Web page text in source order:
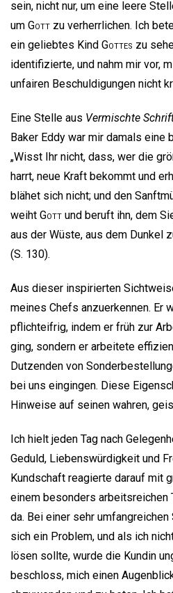
sein, nicht nur, um eine leere
um Gott zu verherrlichen. Ich
ein geliebtes Kind Gottes zu
identifizierte, und nahm mir vor,
unfairen Beschuldigungen nicht
Eine Stelle aus Vermischte
Baker Eddy war mir damals eine
„Wisst Ihr nicht, dass, wer die
harrt, neue Kraft bekommt und
blähet sich nicht; und den
weiht Gott und beruft ihn, dem
aus der Wüste, aus dem Dunkel
(S. 130).
Aus dieser inspirierten
meines Chefs anzuerkennen. Er
pflichteifrig, indem er früh zur
ging, sondern er arbeitete
Dutzenden von
bei uns eingingen. Diese
Hinweise auf seinen wahren,
Ich hielt jeden Tag nach
Geduld, Liebenswürdigkeit und
Kundschaft reagierte darauf mit
einem besonders arbeitsreichen
da. Bei einer sehr
sich ein Problem, und als ich
lösen sollte, wurde die Kundin
beschloss, mich einen